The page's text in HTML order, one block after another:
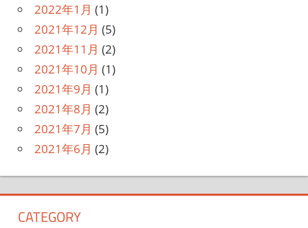
2022年1月 (1)
2021年12月 (5)
2021年11月 (2)
2021年10月 (1)
2021年9月 (1)
2021年8月 (2)
2021年7月 (5)
2021年6月 (2)
CATEGORY